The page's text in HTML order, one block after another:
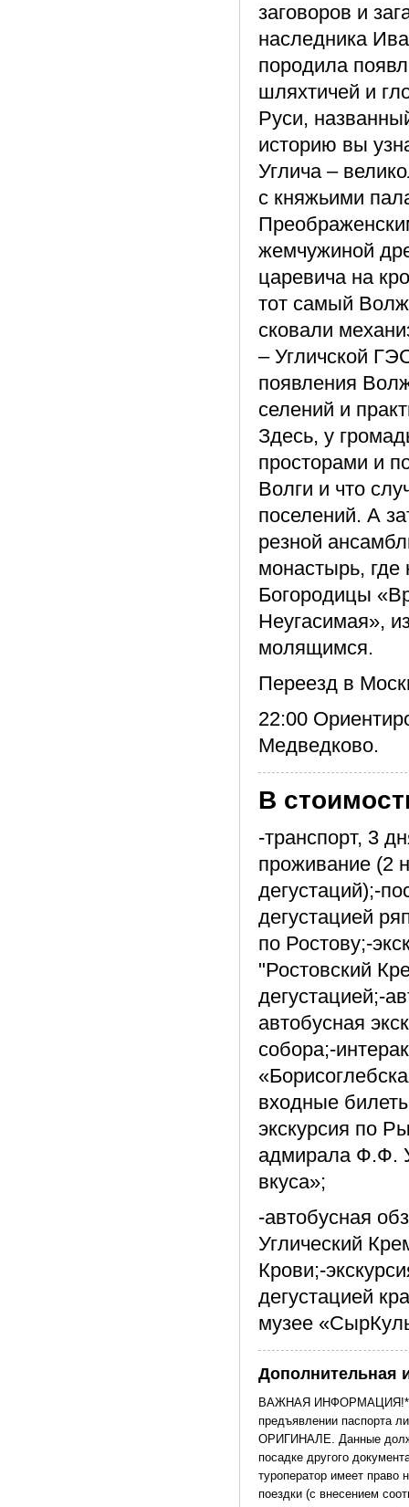
заговоров и
наследника
породила
шляхтичей и
Руси,
историю вы
Углича –
с княжьими
жемчужиной
царевича на
тот самый
сковали
– Угличской
появления
селений и
Здесь, у
просторами и
Волги и что
поселений. А
резной
монастырь, где
Богородицы
Неугасимая»,
молящимся.
Переезд в
22:00
Медведково.
В
-транспорт, 3
проживание (2
дегустаций);-
дегустацией
по Ростову;-
"Ростовский
дегустацией;-
автобусная
собора;-
входные
экскурсия по
адмирала Ф.Ф.
вкуса»;
-автобусная
Углический
Крови;-
дегустацией
музее
Дополнительная
ВАЖНАЯ ИНФОРМАЦИЯ!*
предъявлении паспорта
ОРИГИНАЛЕ. Данные
посадке другого
туроператор имеет право
поездки (с внесением